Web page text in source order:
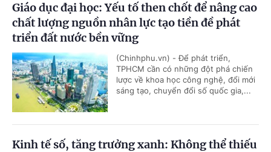
Giáo dục đại học: Yếu tố then chốt để nâng cao
chất lượng nguồn nhân lực tạo tiền đề phát
triển đất nước bền vững
(Chinhphu.vn) - Để phát triển,
TPHCM cần có những đột phá chiến
lược về khoa học công nghệ, đổi mới
sáng tạo, chuyển đổi số quốc gia,...
Kinh tế số, tăng trưởng xanh: Không thể thiếu